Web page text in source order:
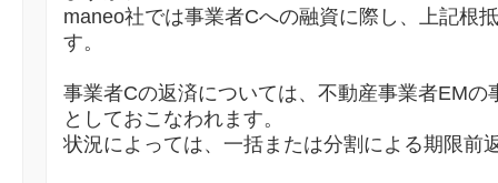
maneo社では事業者Cへの融資に際し、上記根
す。
事業者Cの返済については、不動産事業者EMの
としておこなわれます。
状況によっては、一括または分割による期限前